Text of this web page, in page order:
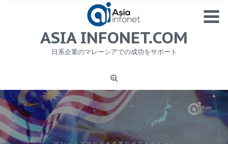
MENU
1
ニュース
労務サービス
プライバシーポリシー及び著作権について
ASIA INFONET.COM
日系企業のマレーシアでの成功をサポート